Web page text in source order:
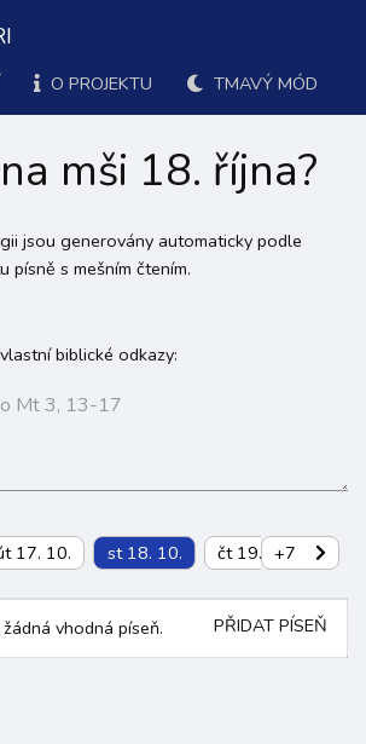
O PROJEKTU TMAVÝ MÓD
mši 18. října?
jsou generovány automaticky podle
písně s mešním čtením.
biblické odkazy:
17. 10. st 18. 10. čt 19. 10.
+7
vhodná píseň. PŘIDAT PÍSEŇ